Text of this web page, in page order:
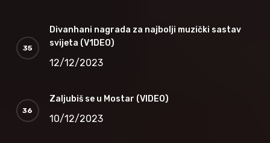
Divanhani nagrada za najbolji muzički sastav
svijeta (V1DEO)
12/12/2023
Zaljubiš se u Mostar (VIDEO)
10/12/2023